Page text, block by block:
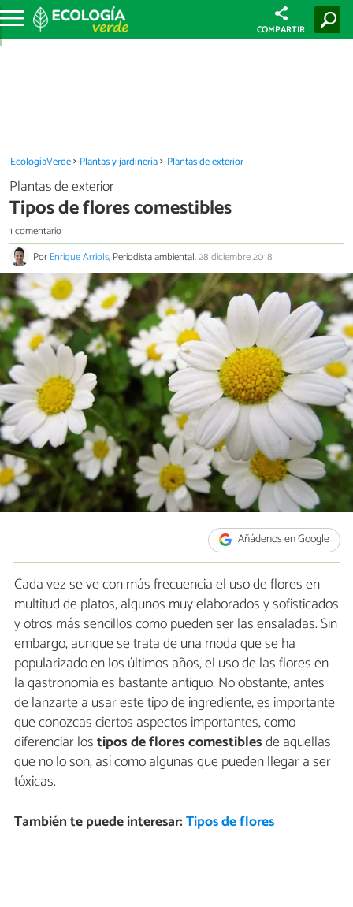
COMPARTIR
EcologíaVerde Plantas y jardinería Plantas de exterior
Plantas de exterior
Tipos de flores comestibles
1 comentario
PorEnrique Arriols, Periodista ambiental.28 diciembre 2018
Añádenos en Google
Cada vez se ve con más frecuencia el uso de flores en
multitud de platos, algunos muy elaborados y sofisticados
y otros más sencillos como pueden ser las ensaladas. Sin
embargo, aunque se trata de una moda que se ha
popularizado en los últimos años, el uso de las flores en
la gastronomía es bastante antiguo. No obstante, antes
de lanzarte a usar este tipo de ingrediente, es importante
que conozcas ciertos aspectos importantes, como
diferenciar lostipos de flores comestiblesde aquellas
que no lo son, así como algunas que pueden llegar a ser
tóxicas.
También te puede interesar:Tipos de flores